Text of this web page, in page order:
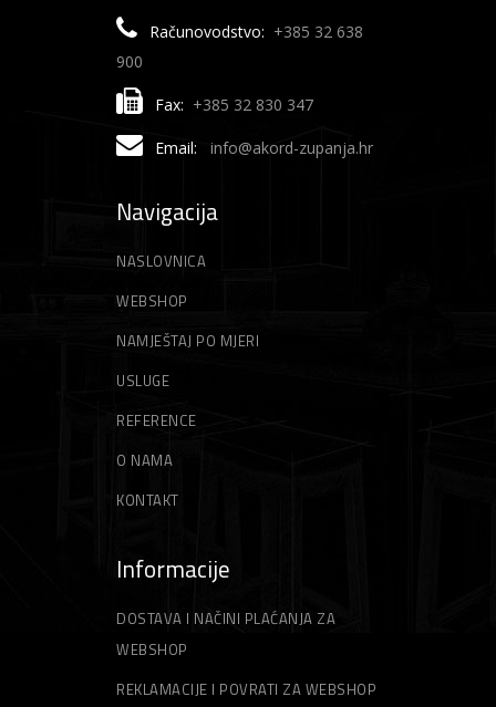
Računovodstvo: +385 32 638
900
Fax: +385 32 830 347
Email: info@akord-zupanja.hr
Navigacija
NASLOVNICA
WEBSHOP
NAMJEŠTAJ PO MJERI
USLUGE
REFERENCE
O NAMA
KONTAKT
Informacije
DOSTAVA I NAČINI PLAĆANJA ZA
WEBSHOP
REKLAMACIJE I POVRATI ZA WEBSHOP